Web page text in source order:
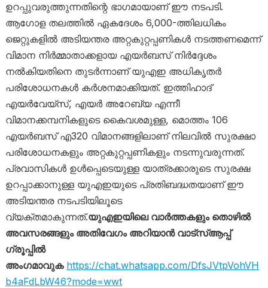
ഉറപ്പുവരുത്തുന്നതിന്റെ ഭാഗമായാണ് ഈ നടപടി.
ആഗോള തലത്തിൽ ഏകദേശം 6,000-ത്തിലധികം
ജെറ്റുകളിൽ അടിയന്തര അറ്റകുറ്റപ്പണികൾ നടത്തണമെന്ന്
വിമാന നിർമ്മാതാക്കളായ എയർബസ് നിർദ്ദേശം
നൽകിയതിനെ തുടർന്നാണ് യുഎഇ അധികൃതർ
പരിശോധനകൾ കർശനമാക്കിയത്. ഇത്തിഹാദ്
എയർവേയ്‌സ്, എയർ അറേബ്യ എന്നീ
വിമാനക്കമ്പനികളുടെ കൈവശമുള്ള, മൊത്തം 106
എയർബസ് എ320 വിമാനങ്ങളിലാണ് നിലവിൽ സുരക്ഷാ
പരിശോധനകളും അറ്റകുറ്റപ്പണികളും നടന്നുവരുന്നത്.
പ്രവാസികൾ ഉൾപ്പെടെയുള്ള യാത്രക്കാരുടെ സുരക്ഷ
ഉറപ്പാക്കാനുള്ള യുഎഇയുടെ പ്രതിബദ്ധതയാണ് ഈ
അടിയന്തര നടപടിയിലൂടെ
വ്യക്തമാകുന്നത്.യുഎഇയിലെ വാർത്തകളും തൊഴിൽ
അവസരങ്ങളും അതിവേഗം അറിയാൻ വാട്സ്ആപ്പ്
ഗ്രൂപ്പിൽ
അംഗമാവുക https://chat.whatsapp.com/DfsJVtpVohVH
b4aFdLbW46?mode=wwt